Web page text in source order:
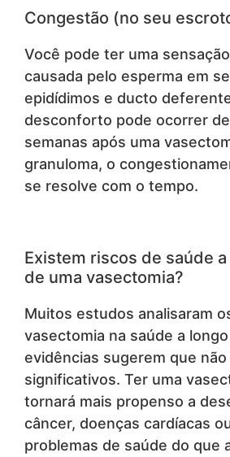
Congestão (no seu
Você pode ter uma
causada pelo esperma em
epidídimos e ducto
desconforto pode ocorrer de
semanas após uma
granuloma, o
se resolve com o tempo.
Existem riscos de saúde
de uma vasectomia?
Muitos estudos analisaram
vasectomia na saúde a
evidências sugerem que
significativos. Ter uma
tornará mais propenso a
câncer, doenças cardíacas
problemas de saúde do que